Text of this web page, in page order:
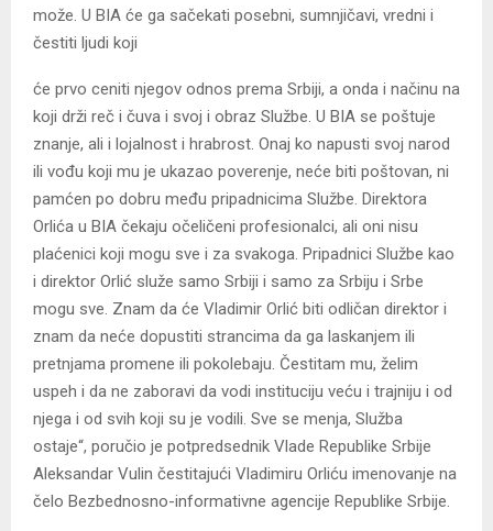
može. U BIA će ga sačekati posebni, sumnjičavi, vredni i
čestiti ljudi koji
će prvo ceniti njegov odnos prema Srbiji, a onda i načinu na
koji drži reč i čuva i svoj i obraz Službe. U BIA se poštuje
znanje, ali i lojalnost i hrabrost. Onaj ko napusti svoj narod
ili vođu koji mu je ukazao poverenje, neće biti poštovan, ni
pamćen po dobru među pripadnicima Službe. Direktora
Orlića u BIA čekaju očeličeni profesionalci, ali oni nisu
plaćenici koji mogu sve i za svakoga. Pripadnici Službe kao
i direktor Orlić služe samo Srbiji i samo za Srbiju i Srbe
mogu sve. Znam da će Vladimir Orlić biti odličan direktor i
znam da neće dopustiti strancima da ga laskanjem ili
pretnjama promene ili pokolebaju. Čestitam mu, želim
uspeh i da ne zaboravi da vodi instituciju veću i trajniju i od
njega i od svih koji su je vodili. Sve se menja, Služba
ostaje“, poručio je potpredsednik Vlade Republike Srbije
Aleksandar Vulin čestitajući Vladimiru Orliću imenovanje na
čelo Bezbednosno-informativne agencije Republike Srbije.